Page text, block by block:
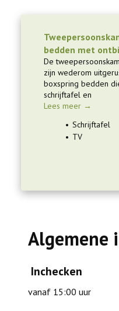
bedden met
De
zijn wederom
boxspring bedden
schrijftafel en
Lees meer →
Schrijftafel
TV
Algemene
Inchecken
vanaf 15:00 uur